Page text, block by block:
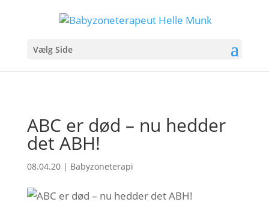
Vælg Side
ABC er død – nu hedder
det ABH!
08.04.20| Babyzoneterapi